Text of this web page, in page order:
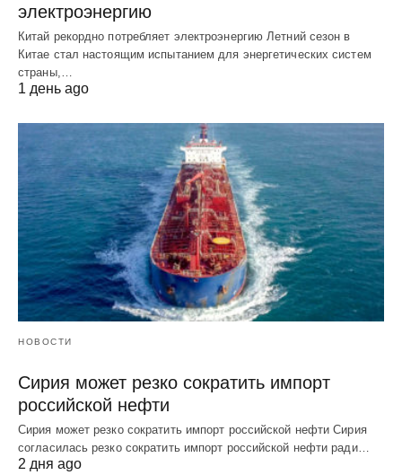
электроэнергию
Китай рекордно потребляет электроэнергию Летний сезон в
Китае стал настоящим испытанием для энергетических систем
страны,…
1 день ago
НОВОСТИ
Сирия может резко сократить импорт
российской нефти
Сирия может резко сократить импорт российской нефти Сирия
согласилась резко сократить импорт российской нефти ради…
2 дня ago